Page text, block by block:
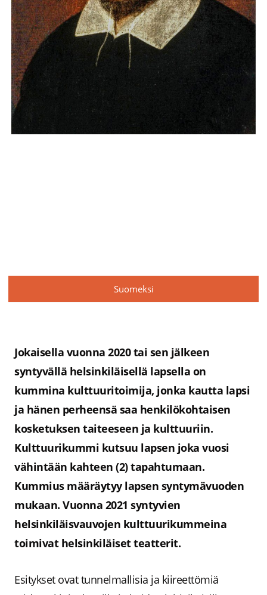
Suomeksi
Jokaisella vuonna 2020 tai sen jälkeen
syntyvällä helsinkiläisellä lapsella on
kummina kulttuuritoimija, jonka kautta lapsi
ja hänen perheensä saa henkilökohtaisen
kosketuksen taiteeseen ja kulttuuriin.
Kulttuurikummi kutsuu lapsen joka vuosi
vähintään kahteen (2) tapahtumaan.
Kummius määräytyy lapsen syntymävuoden
mukaan. Vuonna 2021 syntyvien
helsinkiläisvauvojen kulttuurikummeina
toimivat helsinkiläiset teatterit.
Esitykset ovat tunnelmallisia ja kiireettömiä